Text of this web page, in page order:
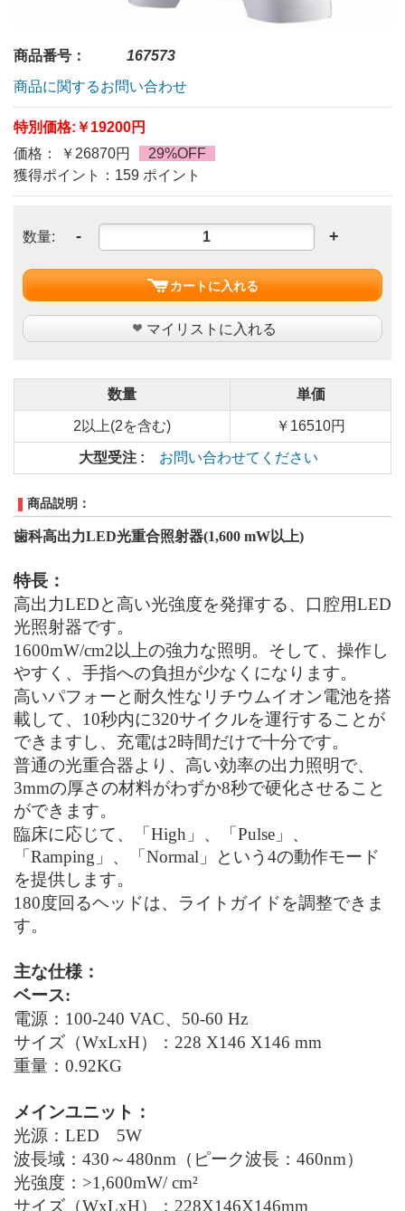
商品番号：
167573
商品に関するお問い合わせ
特別価格: ￥19200円
価格： ￥26870円
29%OFF
獲得ポイント：159 ポイント
数量: - +
カートに入れる
マイリストに入れる
数量 単価
2以上(2を含む) ￥16510円
大型受注 : お問い合わせてください
商品説明：
歯科高出力LED光重合照射器(1,600 mW以上)
特長：
高出力LEDと高い光強度を発揮する、口腔用LED
光照射器です。
1600mW/cm2以上の強力な照明。そして、操作し
やすく、手指への負担が少なくになります。
高いパフォーと耐久性なリチウムイオン電池を搭
載して、10秒内に320サイクルを運行することが
できますし、充電は2時間だけで十分です。
普通の光重合器より、高い効率の出力照明で、
3mmの厚さの材料がわずか8秒で硬化させること
ができます。
臨床に応じて、「High」、「Pulse」、
「Ramping」、「Normal」という4の動作モード
を提供します。
180度回るヘッドは、ライトガイドを調整できま
す。
主な仕様：
ベース:
電源：100-240 VAC、50-60 Hz
サイズ（WxLxH）：228 X146 X146 mm
重量：0.92KG
メインユニット：
光源：LED 5W
波長域：430～480nm（ピーク波長：460nm）
光強度：>1,600mW/ cm²
サイズ（WxLxH）：228X146X146mm